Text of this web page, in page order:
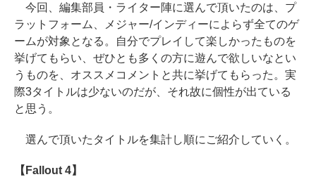
今回、編集部員・ライター陣に選んで頂いたのは、プ
ラットフォーム、メジャー/インディーによらず全てのゲ
ームが対象となる。自分でプレイして楽しかったものを
挙げてもらい、ぜひとも多くの方に遊んで欲しいなとい
うものを、オススメコメントと共に挙げてもらった。実
際3タイトルは少ないのだが、それ故に個性が出ている
と思う。
選んで頂いたタイトルを集計し順にご紹介していく。
【Fallout 4】